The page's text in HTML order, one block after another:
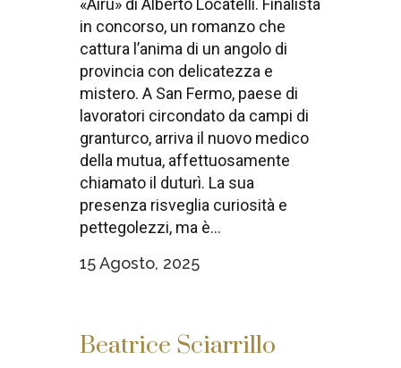
«Airù» di Alberto Locatelli. Finalista
in concorso, un romanzo che
cattura l’anima di un angolo di
provincia con delicatezza e
mistero. A San Fermo, paese di
lavoratori circondato da campi di
granturco, arriva il nuovo medico
della mutua, affettuosamente
chiamato il duturì. La sua
presenza risveglia curiosità e
pettegolezzi, ma è...
15 Agosto, 2025
Beatrice Sciarrillo